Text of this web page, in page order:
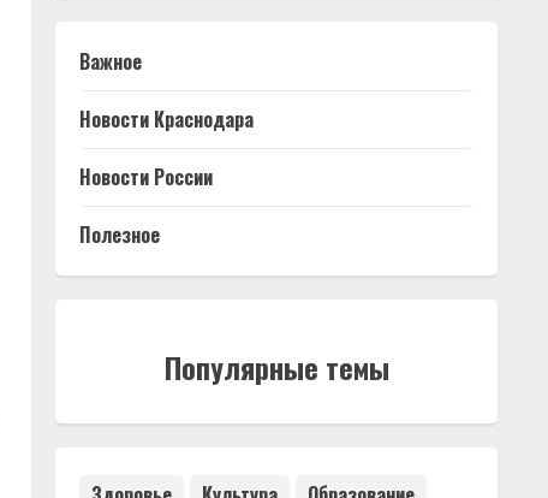
Важное
Новости Краснодара
Новости России
Полезное
Популярные темы